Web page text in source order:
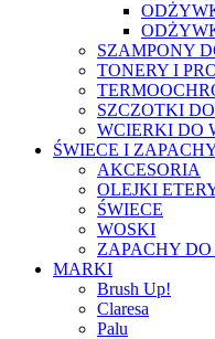
SZAMPONY
TONERY I
SZCZOTKI
WCIERKI DO
ŚWIECE I
AKCESORIA
OLEJKI
ŚWIECE
WOSKI
ZAPACHY
MARKI
Brush Up!
Claresa
Palu